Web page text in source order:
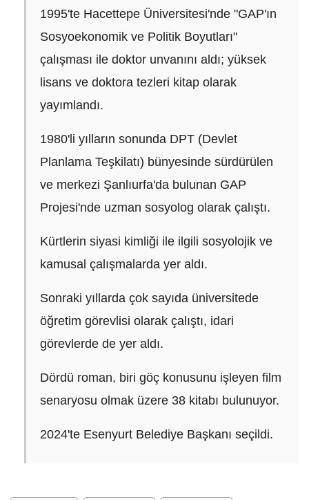
1995'te Hacettepe Üniversitesi'nde "GAP'ın
Sosyoekonomik ve Politik Boyutları"
çalışması ile doktor unvanını aldı; yüksek
lisans ve doktora tezleri kitap olarak
yayımlandı.
1980'li yılların sonunda DPT (Devlet
Planlama Teşkilatı) bünyesinde sürdürülen
ve merkezi Şanlıurfa'da bulunan GAP
Projesi'nde uzman sosyolog olarak çalıştı.
Kürtlerin siyasi kimliği ile ilgili sosyolojik ve
kamusal çalışmalarda yer aldı.
Sonraki yıllarda çok sayıda üniversitede
öğretim görevlisi olarak çalıştı, idari
görevlerde de yer aldı.
Dördü roman, biri göç konusunu işleyen film
senaryosu olmak üzere 38 kitabı bulunuyor.
2024'te Esenyurt Belediye Başkanı seçildi.